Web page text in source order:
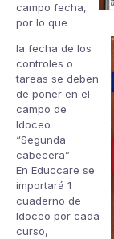
campo fecha,
por lo que
la fecha de los
controles o
tareas se deben
de poner en el
campo de
Idoceo
“Segunda
cabecera”
En Educcare se
importará 1
cuaderno de
Idoceo por cada
curso,